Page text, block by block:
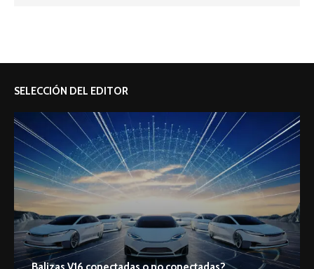
SELECCIÓN DEL EDITOR